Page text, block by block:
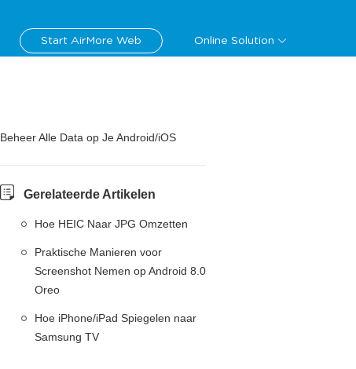
Start AirMore Web Online Solution
Beheer Alle Data op Je Android/iOS
Gerelateerde Artikelen
Hoe HEIC Naar JPG Omzetten
Praktische Manieren voor
Screenshot Nemen op Android 8.0
Oreo
Hoe iPhone/iPad Spiegelen naar
Samsung TV